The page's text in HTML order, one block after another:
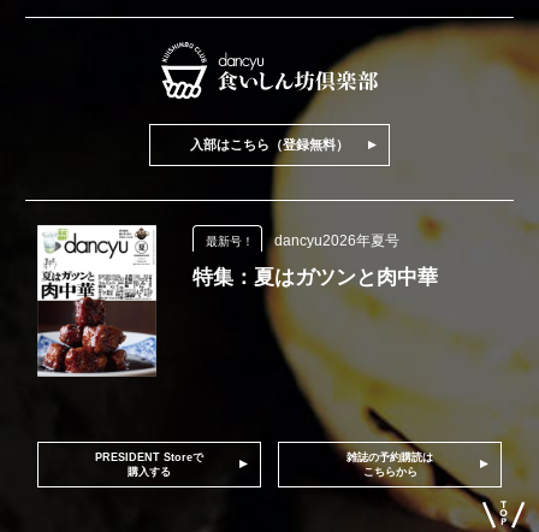
入部はこちら（登録無料）
最新号！ dancyu2026年夏号
特集：夏はガツンと肉中華
PRESIDENT Storeで
購入する
雑誌の予約購読は
こちらから